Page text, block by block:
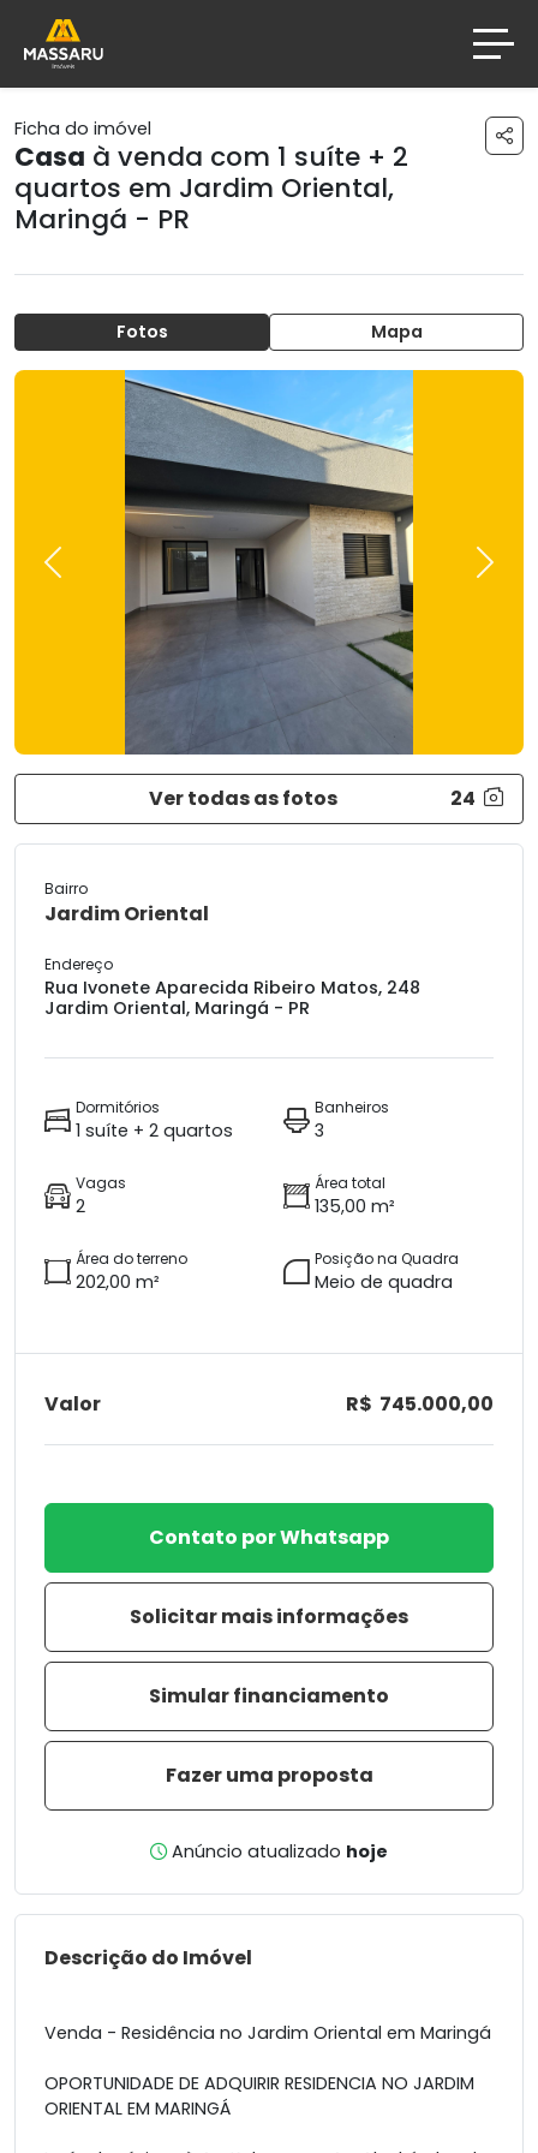
Ficha do imóvel
Casa à venda com 1 suíte + 2
quartos em Jardim Oriental,
Maringá - PR
Fotos Mapa
Previous Next
Ver todas as fotos 24
Bairro
Jardim Oriental
Endereço
Rua Ivonete Aparecida Ribeiro Matos, 248
Jardim Oriental, Maringá - PR
Dormitórios
1 suíte + 2 quartos
Banheiros
3
Vagas
2
Área total
135,00 m²
Área do terreno
202,00 m²
Posição na Quadra
Meio de quadra
Valor R$ 745.000,00
Contato por Whatsapp
Solicitar mais informações
Simular financiamento
Fazer uma proposta
Anúncio atualizado hoje
Descrição do Imóvel
Venda - Residência no Jardim Oriental em Maringá
OPORTUNIDADE DE ADQUIRIR RESIDENCIA NO JARDIM
ORIENTAL EM MARINGÁ